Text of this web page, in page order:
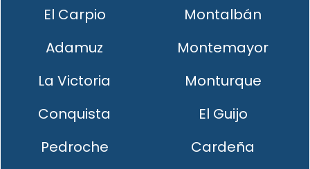
El Carpio
Montalbán
Adamuz
Montemayor
La Victoria
Monturque
Conquista
El Guijo
Pedroche
Cardeña